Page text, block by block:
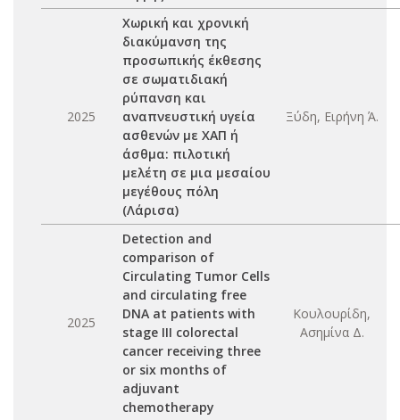
2025
Χωρική και χρονική
διακύμανση της
προσωπικής έκθεσης
σε σωματιδιακή
ρύπανση και
αναπνευστική υγεία
ασθενών με ΧΑΠ ή
άσθμα: πιλοτική
μελέτη σε μια μεσαίου
μεγέθους πόλη
(Λάρισα)
Ξύδη, Ειρήνη Ά.
2025
Detection and
comparison of
Circulating Tumor Cells
and circulating free
DNA at patients with
stage III colorectal
cancer receiving three
or six months of
adjuvant
chemotherapy
Κουλουρίδη,
Ασημίνα Δ.